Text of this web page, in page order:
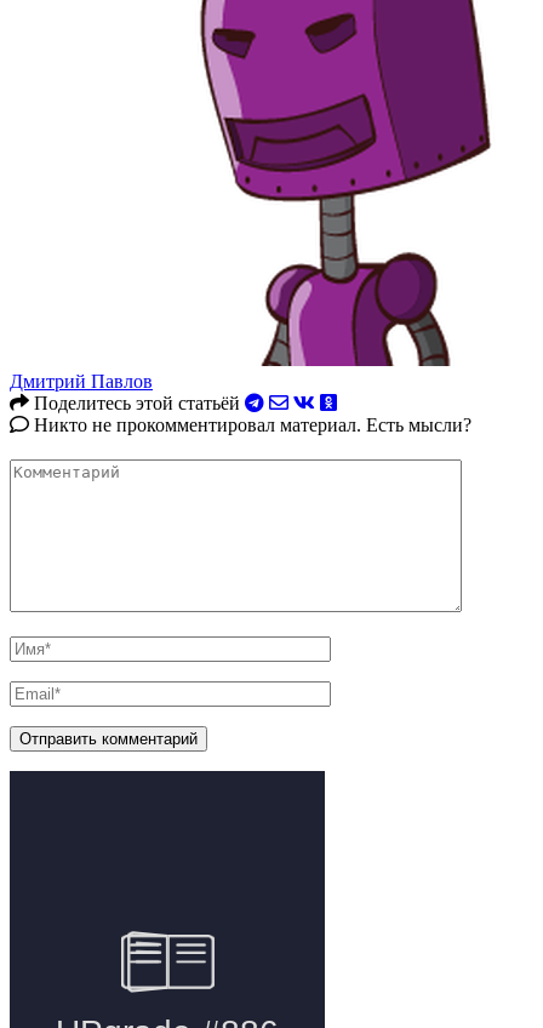
Дмитрий Павлов
Поделитесь этой статьёй
Никто не прокомментировал материал. Есть мысли?